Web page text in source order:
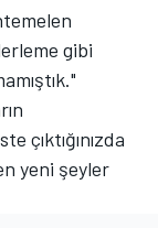
gibi
çıktığınızda
yeni şeyler